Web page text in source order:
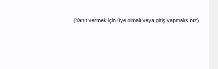
(Yanıt vermek için üye olmalı veya giriş yapmalısınız)